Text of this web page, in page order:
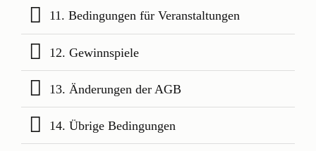
11. Bedingungen für Veranstaltungen
12. Gewinnspiele
13. Änderungen der AGB
14. Übrige Bedingungen